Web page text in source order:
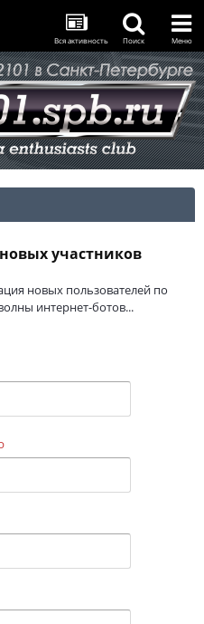
Вся активность Поиск Меню
участников
новых пользователей по
интернет-ботов...